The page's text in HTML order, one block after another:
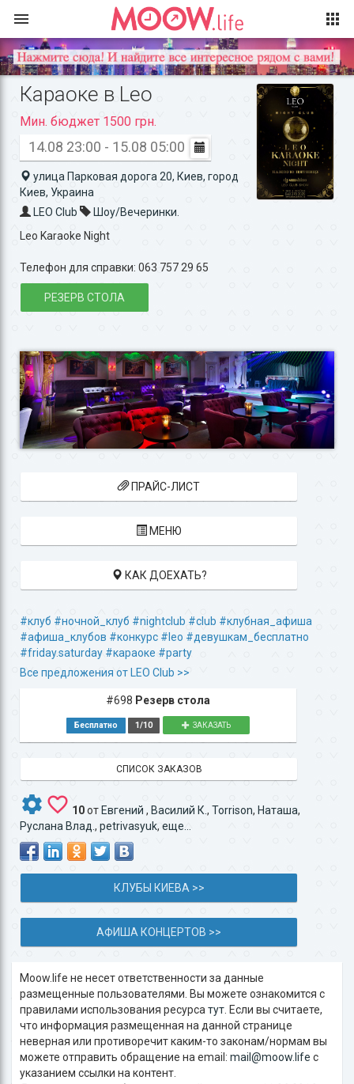
Караоке в Leo
Мин. бюджет 1500 грн.
14.08 23:00 - 15.08 05:00
улица Парковая дорога 20, Киев, город
Киев, Украина
LEO Club
Шоу/Вечеринки.
Leo Karaoke Night
Телефон для справки: 063 757 29 65
РЕЗЕРВ СТОЛА
ПРАЙС-ЛИСТ
МЕНЮ
КАК ДОЕХАТЬ?
#клуб #ночной_клуб #nightclub #club #клубная_афиша
#афиша_клубов #конкурс #leo #девушкам_бесплатно
#friday.saturday #караоке #party
Все предложения от LEO Club >>
#698 Резерв стола
Бесплатно 1/10 ЗАКАЗАТЬ
СПИСОК ЗАКАЗОВ
10от Евгений , Василий К. , Torrison, Наташа,
Руслана Влад. , petrivasyuk, еще...
КЛУБЫ КИЕВА >>
АФИША КОНЦЕРТОВ >>
Moow.life не несет ответственности за данные
размещенные пользователями. Вы можете ознакомится с
правилами использования ресурса тут . Если вы считаете,
что информация размещенная на данной странице
неверная или противоречит каким-то законам/нормам вы
можете отправить обращение на email: mail@moow.life c
указанием ссылки на контент.